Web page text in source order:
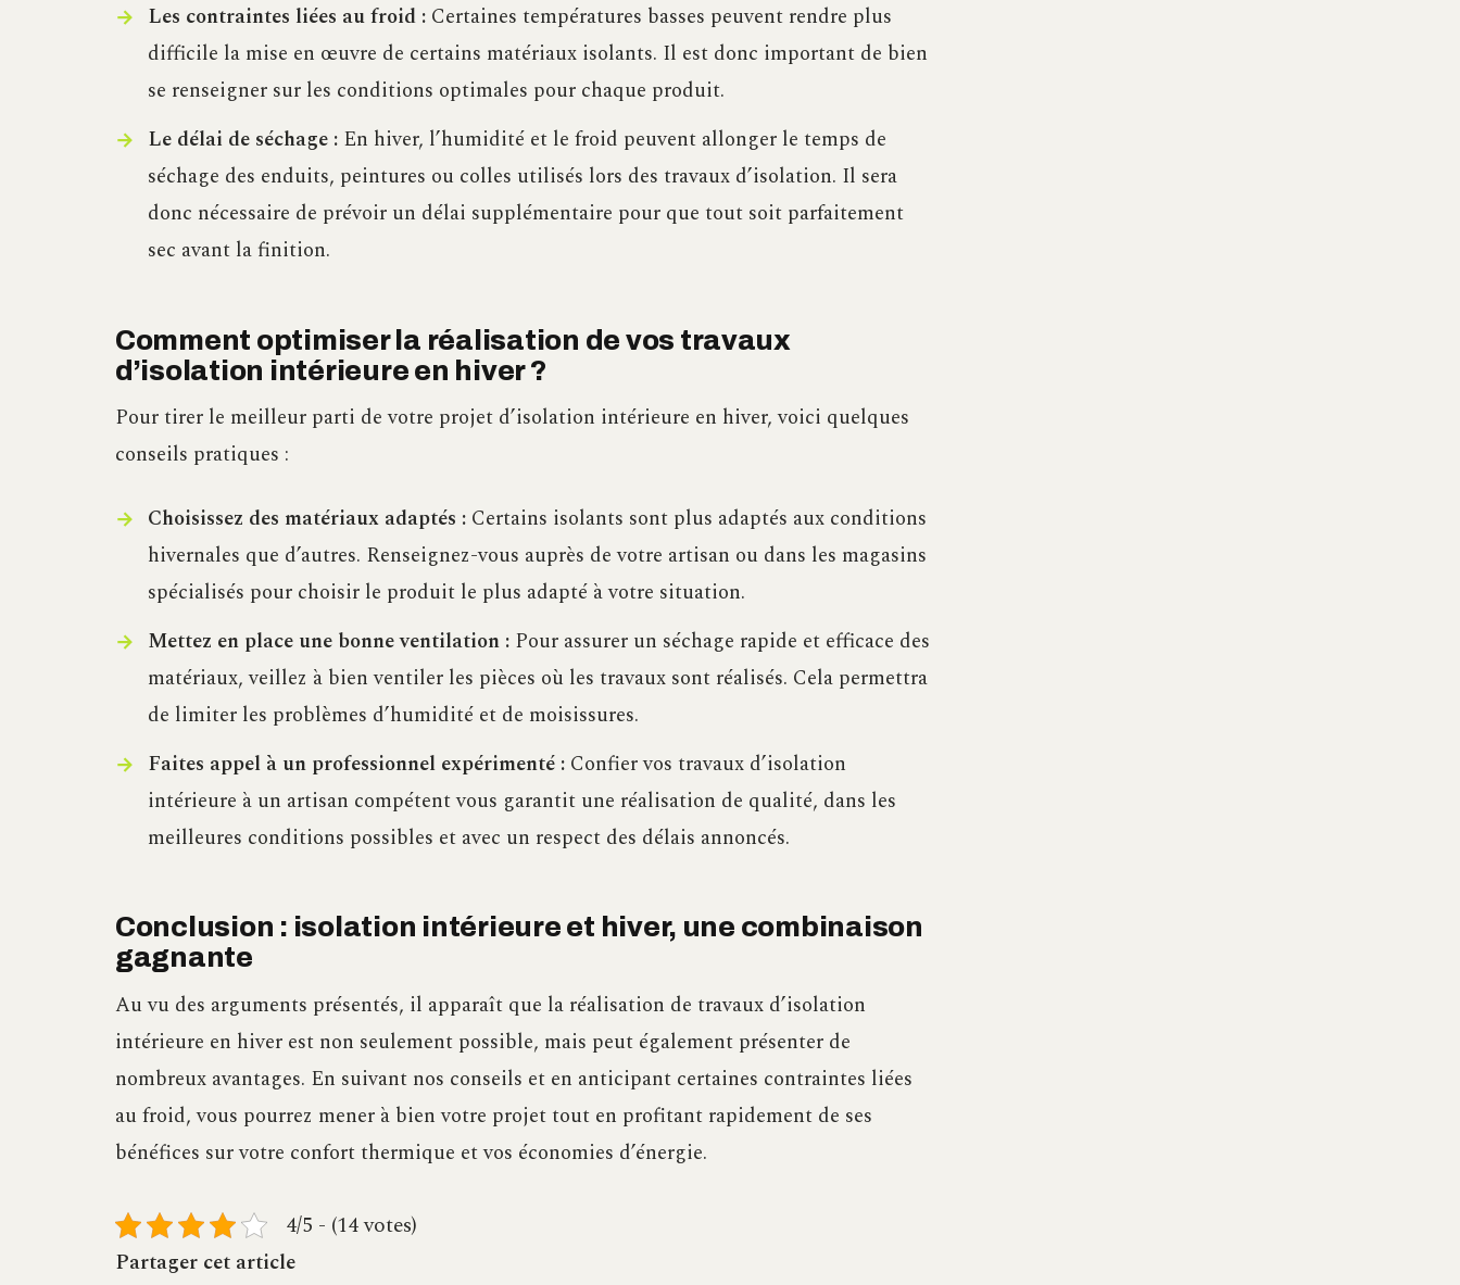
Les contraintes liées au froid :Certaines températures basses peuvent rendre plus
difficile la mise en œuvre de certains matériaux isolants. Il est donc important de bien
se renseigner sur les conditions optimales pour chaque produit.
Le délai de séchage :En hiver, l’humidité et le froid peuvent allonger le temps de
séchage des enduits, peintures ou colles utilisés lors des travaux d’isolation. Il sera
donc nécessaire de prévoir un délai supplémentaire pour que tout soit parfaitement
sec avant la finition.
Comment optimiser la réalisation de vos travaux
d’isolation intérieure en hiver ?
Pour tirer le meilleur parti de votre projet d’isolation intérieure en hiver, voici quelques
conseils pratiques :
Choisissez des matériaux adaptés :Certains isolants sont plus adaptés aux conditions
hivernales que d’autres. Renseignez-vous auprès de votre artisan ou dans les magasins
spécialisés pour choisir le produit le plus adapté à votre situation.
Mettez en place une bonne ventilation :Pour assurer un séchage rapide et efficace des
matériaux, veillez à bien ventiler les pièces où les travaux sont réalisés. Cela permettra
de limiter les problèmes d’humidité et de moisissures.
Faites appel à un professionnel expérimenté :Confier vos travaux d’isolation
intérieure à un artisan compétent vous garantit une réalisation de qualité, dans les
meilleures conditions possibles et avec un respect des délais annoncés.
Conclusion : isolation intérieure et hiver, une combinaison
gagnante
Au vu des arguments présentés, il apparaît que la réalisation de travaux d’isolation
intérieure en hiver est non seulement possible, mais peut également présenter de
nombreux avantages. En suivant nos conseils et en anticipant certaines contraintes liées
au froid, vous pourrez mener à bien votre projet tout en profitant rapidement de ses
bénéfices sur votre confort thermique et vos économies d’énergie.
4/5 - (14 votes)
Partager cet article